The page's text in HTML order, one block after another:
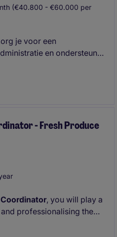
(€40.800 - €60.000 per
je voor een
en ondersteun
werkomgeving waar je
een belangrijke bijdrage
- Fresh Produce
, you will play a
professionalising the
and tax